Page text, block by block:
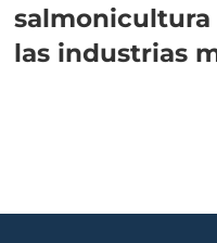
salmonicultura
las industrias